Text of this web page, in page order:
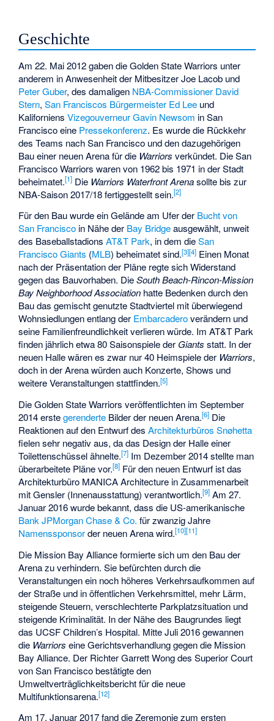
Geschichte
Am 22. Mai 2012 gaben die Golden State Warriors unter
anderem in Anwesenheit der Mitbesitzer Joe Lacob und
Peter Guber, des damaligen NBA-Commissioner David
Stern,San Franciscos Bürgermeister Ed Lee und
KaliforniensVizegouverneur Gavin Newsom in San
Francisco eine Pressekonferenz. Es wurde die Rückkehr
des Teams nach San Francisco und den dazugehörigen
Bau einer neuen Arena für die Warriors verkündet. Die San
Francisco Warriors waren von 1962 bis 1971 in der Stadt
beheimatet.[1] Die Warriors Waterfront Arenasollte bis zur
NBA-Saison 2017/18 fertiggestellt sein.[2]
Für den Bau wurde ein Gelände am Ufer der Bucht von
San Francisco in Nähe der Bay Bridgeausgewählt, unweit
des BaseballstadionsAT&T Park, in dem dieSan
Francisco Giants (MLB) beheimatet sind.[3][4] Einen Monat
nach der Präsentation der Pläne regte sich Widerstand
gegen das Bauvorhaben. DieSouth Beach-Rincon-Mission
Bay Neighborhood Association hatte Bedenken durch den
Bau das gemischt genutzte Stadtviertel mit überwiegend
Wohnsiedlungen entlang der Embarcaderoverändern und
seine Familienfreundlichkeit verlieren würde. Im AT&T Park
finden jährlich etwa 80 Saisonspiele der Giants statt. In der
neuen Halle wären es zwar nur 40 Heimspiele der Warriors,
doch in der Arena würden auch Konzerte, Shows und
weitere Veranstaltungen stattfinden.[5]
Die Golden State Warriors veröffentlichten im September
2014 erstegerenderte Bilder der neuen Arena.[6] Die
Reaktionen auf den Entwurf desArchitekturbüros Snøhetta
fielen sehr negativ aus, da das Design der Halle einer
Toilettenschüssel ähnelte.[7] Im Dezember 2014 stellte man
überarbeitete Pläne vor.[8] Für den neuen Entwurf ist das
Architekturbüro MANICA Architecture in Zusammenarbeit
mit Gensler (Innenausstattung) verantwortlich.[9] Am 27.
Januar 2016 wurde bekannt, dass die US-amerikanische
Bank JPMorgan Chase & Co. für zwanzig Jahre
Namenssponsorder neuen Arena wird.[10][11]
Die Mission Bay Alliance formierte sich um den Bau der
Arena zu verhindern. Sie befürchten durch die
Veranstaltungen ein noch höheres Verkehrsaufkommen auf
der Straße und in öffentlichen Verkehrsmittel, mehr Lärm,
steigende Steuern, verschlechterte Parkplatzsituation und
steigende Kriminalität. In der Nähe des Baugrundes liegt
das UCSFChildren’s Hospital. Mitte Juli 2016 gewannen
die Warriors eine Gerichtsverhandlung gegen die Mission
Bay Alliance. Der Richter Garrett Wong des Superior Court
von San Francisco bestätigte den
Umweltverträglichkeitsbericht für die neue
Multifunktionsarena.[12]
Am 17. Januar 2017 fand die Zeremonie zum ersten